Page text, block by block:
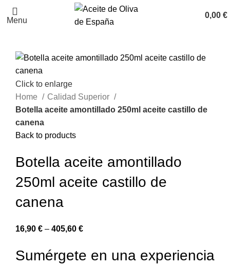
Menu
0,00 €
Click to enlarge
Home
Calidad Superior
Botella aceite amontillado 250ml aceite castillo de
canena
Back to products
Botella aceite amontillado
250ml aceite castillo de
canena
16,90 € – 405,60 €
Sumérgete en una experiencia